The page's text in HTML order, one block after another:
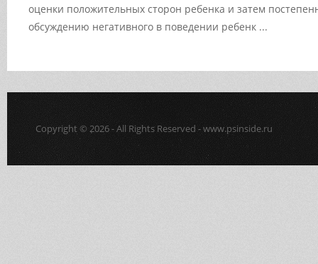
оценки положительных сторон ребенка и затем
обсуждению негативного в поведении ребенк ...
Copyright © 2026 - All Rights Reserved - www.psinside.ru